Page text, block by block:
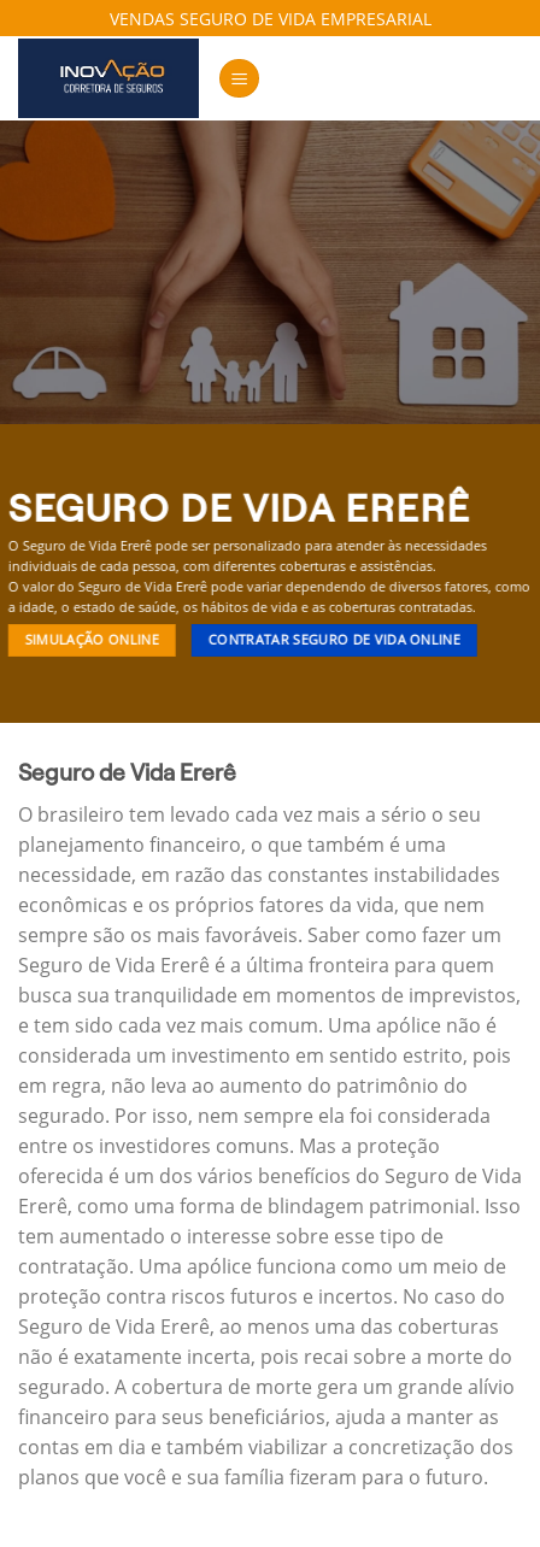
to
content
VENDAS SEGURO DE VIDA EMPRESARIAL
SEGURO DE VIDA ERERÊ
O Seguro de Vida Ererê pode ser personalizado para atender às necessidades
individuais de cada pessoa, com diferentes coberturas e assistências.
O valor do Seguro de Vida Ererê pode variar dependendo de diversos fatores, como
a idade, o estado de saúde, os hábitos de vida e as coberturas contratadas.
SIMULAÇÃO ONLINE CONTRATAR SEGURO DE VIDA ONLINE
Seguro de Vida Ererê
O brasileiro tem levado cada vez mais a sério o seu
planejamento financeiro, o que também é uma
necessidade, em razão das constantes instabilidades
econômicas e os próprios fatores da vida, que nem
sempre são os mais favoráveis. Saber como fazer um
Seguro de Vida Ererê é a última fronteira para quem
busca sua tranquilidade em momentos de imprevistos,
e tem sido cada vez mais comum. Uma apólice não é
considerada um investimento em sentido estrito, pois
em regra, não leva ao aumento do patrimônio do
segurado. Por isso, nem sempre ela foi considerada
entre os investidores comuns. Mas a proteção
oferecida é um dos vários benefícios do Seguro de Vida
Ererê, como uma forma de blindagem patrimonial. Isso
tem aumentado o interesse sobre esse tipo de
contratação. Uma apólice funciona como um meio de
proteção contra riscos futuros e incertos. No caso do
Seguro de Vida Ererê, ao menos uma das coberturas
não é exatamente incerta, pois recai sobre a morte do
segurado. A cobertura de morte gera um grande alívio
financeiro para seus beneficiários, ajuda a manter as
contas em dia e também viabilizar a concretização dos
planos que você e sua família fizeram para o futuro.